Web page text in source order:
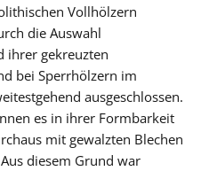
Vollhölzern
die Auswahl
ihrer gekreuzten
bei Sperrhölzern im
ausgeschlossen.
es in ihrer Formbarkeit
mit gewalzten Blechen
diesem Grund war